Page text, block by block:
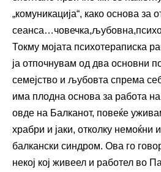
„комуникација“, како основа за
Токму мојата психотераписка
ја отпочнувам од два основни
семејство и љубовта спрема
има плодна основа за работа
овде на Балканот, повеќе
храбри и јаки, отколку немоќни
балкански синдром. Ова го
некој кој живеел и работел во